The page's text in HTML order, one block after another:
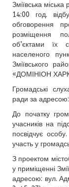
Зміївська
14:00 год.
обговорення
розміщення
об’єктами їх
населеного
Зміївського
«ДОМІНІОН
Громадські
ради за адресою:
До початку
учасників на
посвідчує
участь у
З проектом
у приміщенні
адресою: вул.